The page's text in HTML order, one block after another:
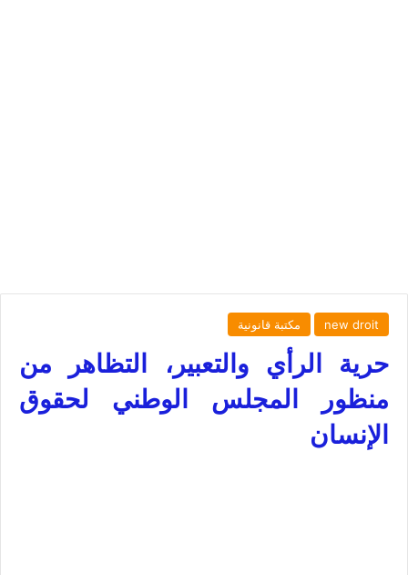
new droit مكتبة قانونية
حرية الرأي والتعبير، التظاهر من
منظور المجلس الوطني لحقوق
الإنسان